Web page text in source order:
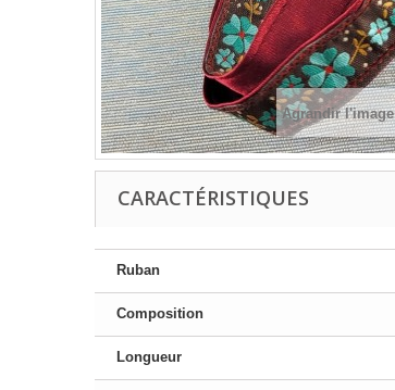
Agrandir l'image
CARACTÉRISTIQUES
Ruban
Composition
Longueur